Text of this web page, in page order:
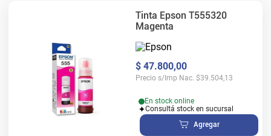
Tinta Epson T555320
Magenta
$ 47.800,00
Precio s/Imp Nac. $39.504,13
En stock online
Consultá stock en sucursal
Agregar